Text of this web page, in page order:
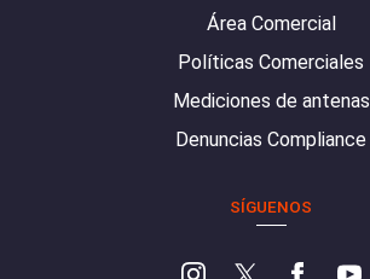
Área Comercial
Políticas Comerciales
Mediciones de antenas
Denuncias Compliance
SÍGUENOS